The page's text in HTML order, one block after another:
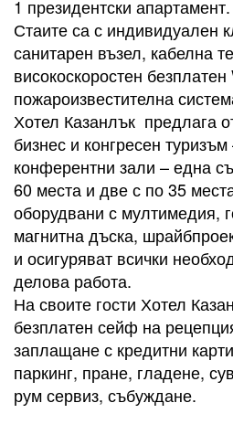
1 президентски апартамент.
Стаите са с индивидуален
санитарен възел, кабелна
високоскоростен безплатен
пожароизвестителна
Хотел Казанлък предлага
бизнес и конгресен туризъм
конферентни зали – една
60 места и две с по 35
оборудвани с мултимедия,
магнитна дъска,
и осигуряват всички
делова работа.
На своите гости Хотел
безплатен сейф на
заплащане с кредитни
паркинг, пране, гладене,
рум сервиз, събуждане.